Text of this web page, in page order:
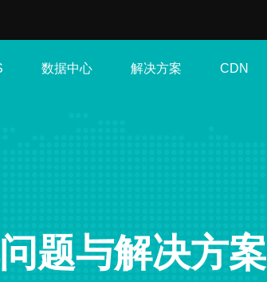
数据中心 解决方案 CDN
题与解决方案